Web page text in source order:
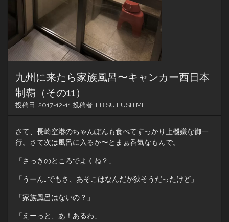
九州に来たら家族風呂〜キャンカー西日本
制覇（その11）
投稿日: 2017-12-11 投稿者: EBISU FUSHIMI
さて、長崎空港のちゃんぽんも食べてすっかり上機嫌な御一
行。さて次は風呂に入るか〜とまぁ呑気なもんで。
「さっきのところでよくね？」
「うーん…でもさ、あそこはなんだか狭そうだったけど」
「家族風呂はないの？」
「えーっと、あ！あるわ」